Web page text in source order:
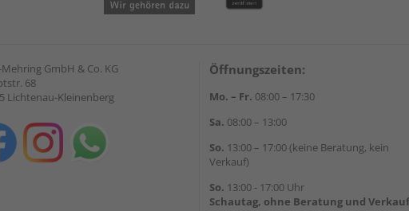
GmbH & Co. KG
68
Lichtenau-Kleinenberg
Öffnungszeiten:
Mo. – Fr. 08:00 – 17:30
Sa. 08:00 – 13:00
So. 13:00 – 17:00 (keine Beratung, kein
Verkauf)
So. 13:00 - 17:00 Uhr
Schautag, ohne Beratung und Verkauf